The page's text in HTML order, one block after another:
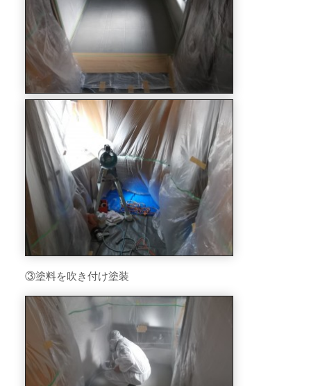
③塗料を吹き付け塗装